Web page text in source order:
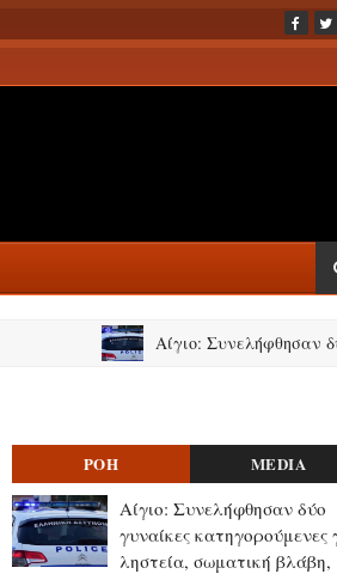
Αίγιο: Συνελήφθησαν δύο
ΡΟΗ MEDIA
Αίγιο: Συνελήφθησαν δύο
γυναίκες κατηγορούμενες
ληστεία, σωματική βλάβη,